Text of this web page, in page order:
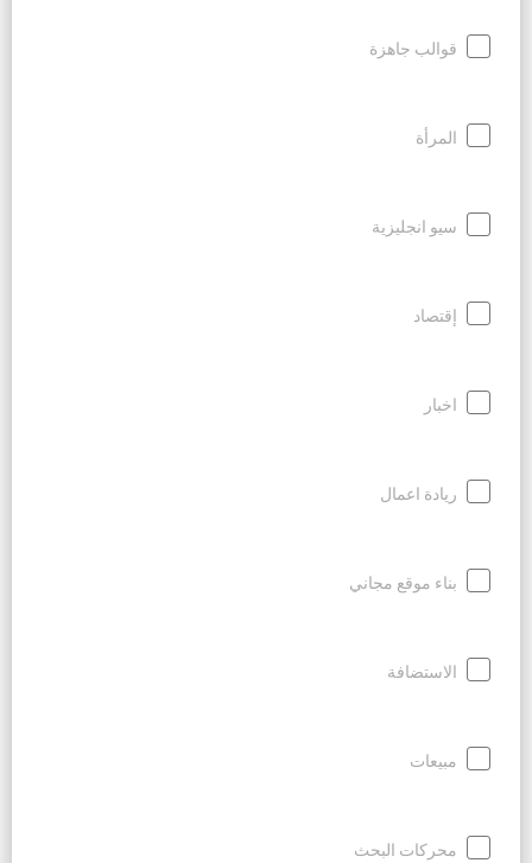
قوالب جاهزة
المرأة
سيو انجليزية
إقتصاد
اخبار
ريادة اعمال
بناء موقع مجاني
الاستضافة
مبيعات
محركات البحث